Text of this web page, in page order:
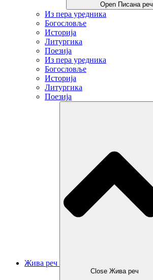
Open Писана реч
Из пера уредника
Богословље
Историја
Литургика
Поезија
Из пера уредника
Богословље
Историја
Литургика
Поезија
Жива реч
Close Жива реч